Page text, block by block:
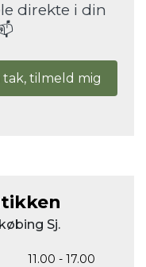
direkte i din
tak, tilmeld mig
Sj.
11.00 - 17.00